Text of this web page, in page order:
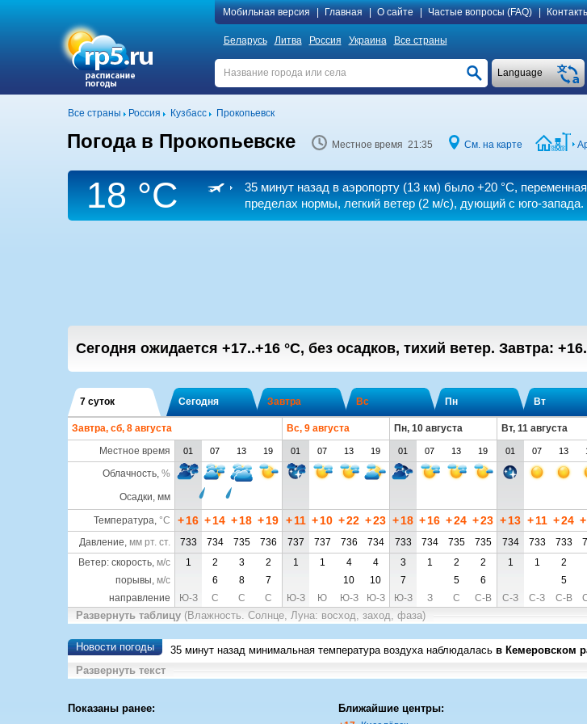
Мобильная версия Главная О сайте Частые вопросы (FAQ)
Беларусь Литва Россия Украина Все страны
Language
Все страны Россия Кузбасс Прокопьевск
Погода в Прокопьевске Местное время 21:35 См. на карте
18 °C 35 минут назад в аэропорту (13 км) было +20 °C,
пределах нормы, легкий ветер(2 м/с), дующий с юго-запада.
Сегодня ожидается +17..+16 °C, без осадков, тихий ветер. Завтра:
7 суток Сегодня Завтра Вс Пн Вт
Завтра, сб, 8 августа Вс, 9 августа Пн, 10 августа Вт, 11 августа
Местное время
01 07 13 19 01 07 13 19 01 07 13 19 01 07 13
Облачность, %
Осадки, мм
Температура, °C +16 +14 +18 +19 + 11 +10 +22 +23 +18 +16 +24 +23 +13 + 11 +24 +
Давление, мм рт. ст. 733 734 735 736 737 737 736 734 733 734 735 735 734 733 733
Ветер: скорость, м/с 1 2 3 2 1 1 4 4 3 1 2 2 1 1 2
порывы, м/с 6 8 7 10 10 7 5 6 5
направление
Ю-З С С С Ю-З Ю Ю-З Ю-З Ю-З З С С-В С-З С-З С-В
Развернуть таблицу (Влажность. Солнце, Луна: восход, заход, фаза)
Новости погоды 35 минут назад минимальная температура воздуха наблюдалась в Кемеровском
Развернуть текст
Показаны ранее: Ближайшие центры: